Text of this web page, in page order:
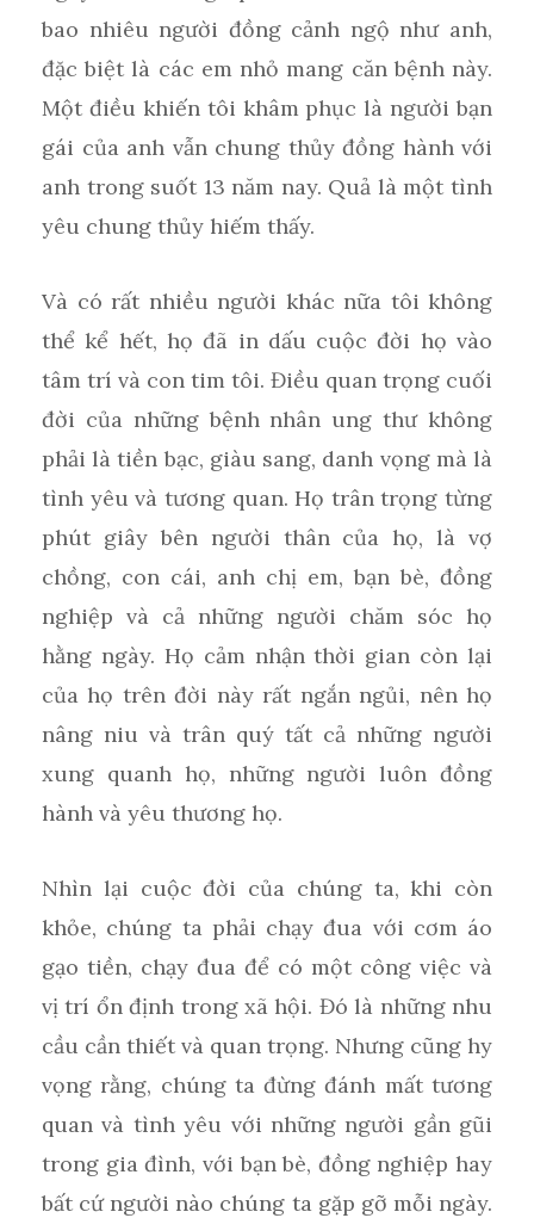
bao nhiêu người đồng cảnh ngộ như anh,
đặc biệt là các em nhỏ mang căn bệnh này.
Một điều khiến tôi khâm phục là người bạn
gái của anh vẫn chung thủy đồng hành với
anh trong suốt 13 năm nay. Quả là một tình
yêu chung thủy hiếm thấy.
Và có rất nhiều người khác nữa tôi không
thể kể hết, họ đã in dấu cuộc đời họ vào
tâm trí và con tim tôi. Điều quan trọng cuối
đời của những bệnh nhân ung thư không
phải là tiền bạc, giàu sang, danh vọng mà là
tình yêu và tương quan. Họ trân trọng từng
phút giây bên người thân của họ, là vợ
chồng, con cái, anh chị em, bạn bè, đồng
nghiệp và cả những người chăm sóc họ
hằng ngày. Họ cảm nhận thời gian còn lại
của họ trên đời này rất ngắn ngủi, nên họ
nâng niu và trân quý tất cả những người
xung quanh họ, những người luôn đồng
hành và yêu thương họ.
Nhìn lại cuộc đời của chúng ta, khi còn
khỏe, chúng ta phải chạy đua với cơm áo
gạo tiền, chạy đua để có một công việc và
vị trí ổn định trong xã hội. Đó là những nhu
cầu cần thiết và quan trọng. Nhưng cũng hy
vọng rằng, chúng ta đừng đánh mất tương
quan và tình yêu với những người gần gũi
trong gia đình, với bạn bè, đồng nghiệp hay
bất cứ người nào chúng ta gặp gỡ mỗi ngày.